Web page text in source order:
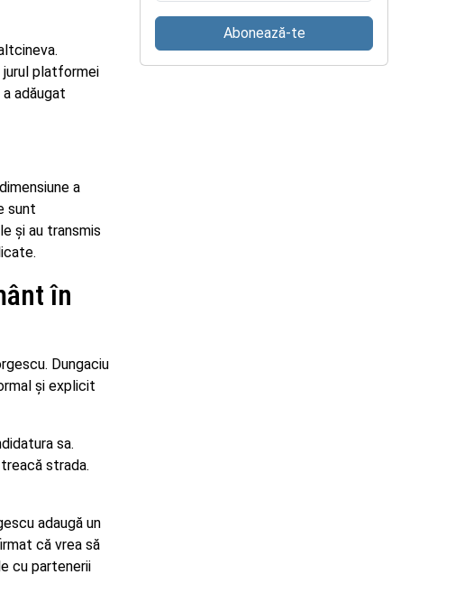
jurul platformei
adăugat
a
sunt
și au transmis
în
Dungaciu
și explicit
sa.
strada.
adaugă un
că vrea să
cu partenerii
Abonează-te